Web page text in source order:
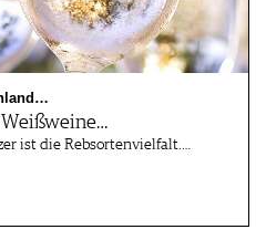
ist die Rebsortenvielfalt.…